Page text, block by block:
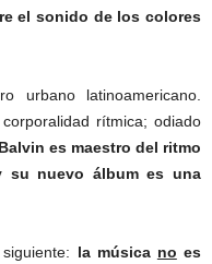
el sonido de los colores
urbano latinoamericano.
rítmica; odiado
es maestro del ritmo
su nuevo álbum es una
la música no es